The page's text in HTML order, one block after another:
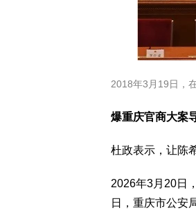
2018年3月19日，
爆重庆官商大案
杜政表示，让陈
2026年3月20日
日，重庆市公安